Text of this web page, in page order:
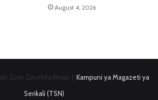
August 4, 2026
Zote Zimehifadhiwa | Kampuni ya Magazeti ya
Serikali (TSN)